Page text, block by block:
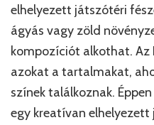
elhelyezett játszótéri
ágyás vagy zöld
kompozíciót alkothat.
azokat a tartalmakat,
színek találkoznak.
egy kreatívan